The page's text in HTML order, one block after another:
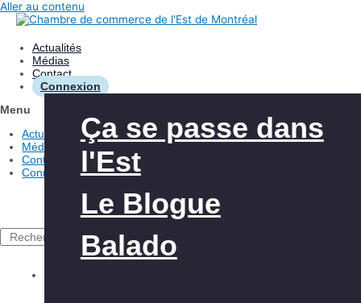
Aller au contenu
Actualités
Médias
Contact
Connexion
Menu
Actualités
Médias
Contact
Connexion
Les avantages
Nos interventions
À propos de la
CCEM
Aide à l’innovation
Aide à l’exportation
Club Exportateurs
MTL
Ça se passe dans
l'Est
Le Blogue
Balado